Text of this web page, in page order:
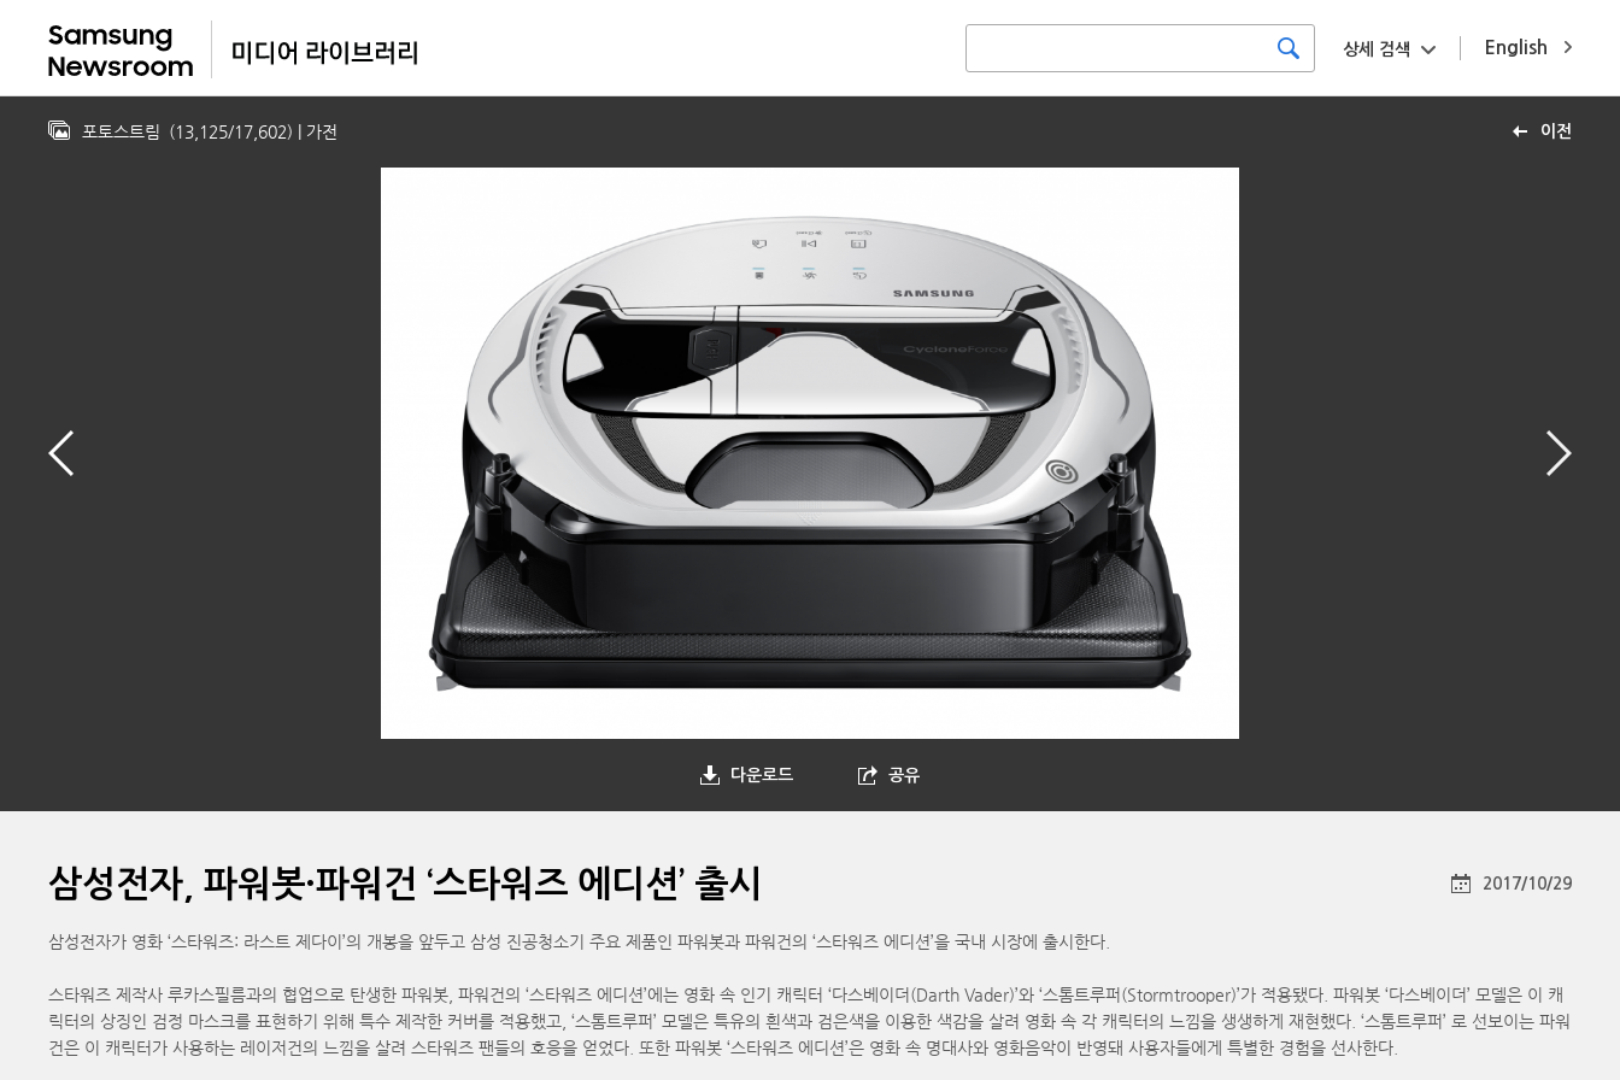
English
상세 검색
이전
포토스트림 (13,125/17,602) | 가전
다운로드 공유
삼성전자, 파워봇·파워건 ‘스타워즈 에디션’ 출시 2017/10/29
삼성전자가 영화 ‘스타워즈: 라스트 제다이’의 개봉을 앞두고 삼성 진공청소기 주요 제품인 파워봇과 파워건의 ‘스타워즈 에디션’을 국내 시장에 출시한다.
스타워즈 제작사 루카스필름과의 협업으로 탄생한 파워봇, 파워건의 ‘스타워즈 에디션’에는 영화 속 인기 캐릭터 ‘다스베이더(Darth Vader)’와 ‘스톰트루퍼(Stormtrooper)’가 적용됐다. 파워봇 ‘다스베이더’ 모델은 이 캐
릭터의 상징인 검정 마스크를 표현하기 위해 특수 제작한 커버를 적용했고, ‘스톰트루퍼’ 모델은 특유의 흰색과 검은색을 이용한 색감을 살려 영화 속 각 캐릭터의 느낌을 생생하게 재현했다. ‘스톰트루퍼’ 로 선보이는 파워
건은 이 캐릭터가 사용하는 레이저건의 느낌을 살려 스타워즈 팬들의 호응을 얻었다. 또한 파워봇 ‘스타워즈 에디션’은 영화 속 명대사와 영화음악이 반영돼 사용자들에게 특별한 경험을 선사한다.